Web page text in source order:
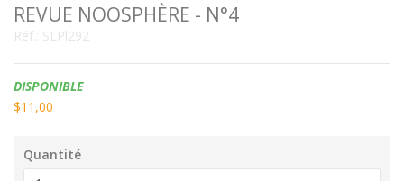
REVUE NOOSPHÈRE - N°4
Réf.: SLPl292
Disponibilité:
DISPONIBLE
$11,00
Quantité